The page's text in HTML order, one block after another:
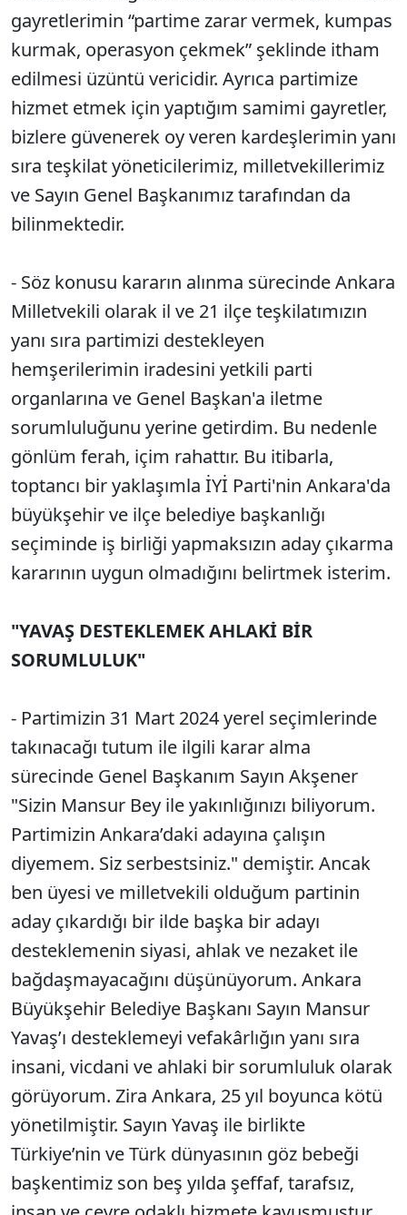
gayretlerimin “partime zarar vermek, kumpas
kurmak, operasyon çekmek” şeklinde itham
edilmesi üzüntü vericidir. Ayrıca partimize
hizmet etmek için yaptığım samimi gayretler,
bizlere güvenerek oy veren kardeşlerimin yanı
sıra teşkilat yöneticilerimiz, milletvekillerimiz
ve Sayın Genel Başkanımız tarafından da
bilinmektedir.
- Söz konusu kararın alınma sürecinde Ankara
Milletvekili olarak il ve 21 ilçe teşkilatımızın
yanı sıra partimizi destekleyen
hemşerilerimin iradesini yetkili parti
organlarına ve Genel Başkan'a iletme
sorumluluğunu yerine getirdim. Bu nedenle
gönlüm ferah, içim rahattır. Bu itibarla,
toptancı bir yaklaşımla İYİ Parti'nin Ankara'da
büyükşehir ve ilçe belediye başkanlığı
seçiminde iş birliği yapmaksızın aday çıkarma
kararının uygun olmadığını belirtmek isterim.
"YAVAŞ DESTEKLEMEK AHLAKİ BİR
SORUMLULUK"
- Partimizin 31 Mart 2024 yerel seçimlerinde
takınacağı tutum ile ilgili karar alma
sürecinde Genel Başkanım Sayın Akşener
"Sizin Mansur Bey ile yakınlığınızı biliyorum.
Partimizin Ankara’daki adayına çalışın
diyemem. Siz serbestsiniz." demiştir. Ancak
ben üyesi ve milletvekili olduğum partinin
aday çıkardığı bir ilde başka bir adayı
desteklemenin siyasi, ahlak ve nezaket ile
bağdaşmayacağını düşünüyorum. Ankara
Büyükşehir Belediye Başkanı Sayın Mansur
Yavaş’ı desteklemeyi vefakârlığın yanı sıra
insani, vicdani ve ahlaki bir sorumluluk olarak
görüyorum. Zira Ankara, 25 yıl boyunca kötü
yönetilmiştir. Sayın Yavaş ile birlikte
Türkiye’nin ve Türk dünyasının göz bebeği
başkentimiz son beş yılda şeffaf, tarafsız,